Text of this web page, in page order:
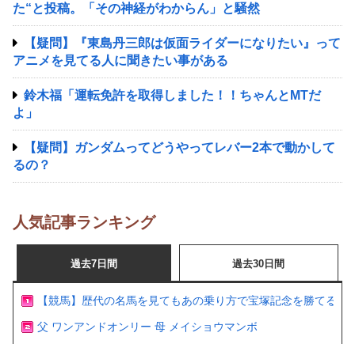
た“と投稿。「その神経がわからん」と騒然
【疑問】『東島丹三郎は仮面ライダーになりたい』って
アニメを見てる人に聞きたい事がある
鈴木福「運転免許を取得しました！！ちゃんとMTだ
よ」
【疑問】ガンダムってどうやってレバー2本で動かして
るの？
人気記事ランキング
過去7日間 過去30日間
【競馬】歴代の名馬を見てもあの乗り方で宝塚記念を勝てる
父 ワンアンドオンリー 母 メイショウマンボ